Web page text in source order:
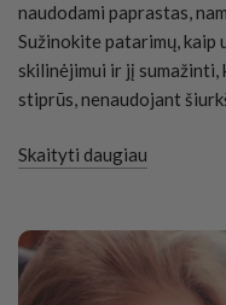
naudodami paprastas,
Sužinokite patarimų, kaip
skilinėjimui ir jį
stiprūs, nenaudojant
Skaityti daugiau